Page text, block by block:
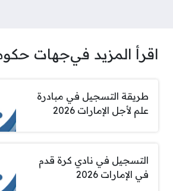
اقرأ المزيد فيجهات
طريقة التسجيل في مبادرة
علم لأجل الإمارات 2026
التسجيل في نادي كرة قدم
في الإمارات 2026